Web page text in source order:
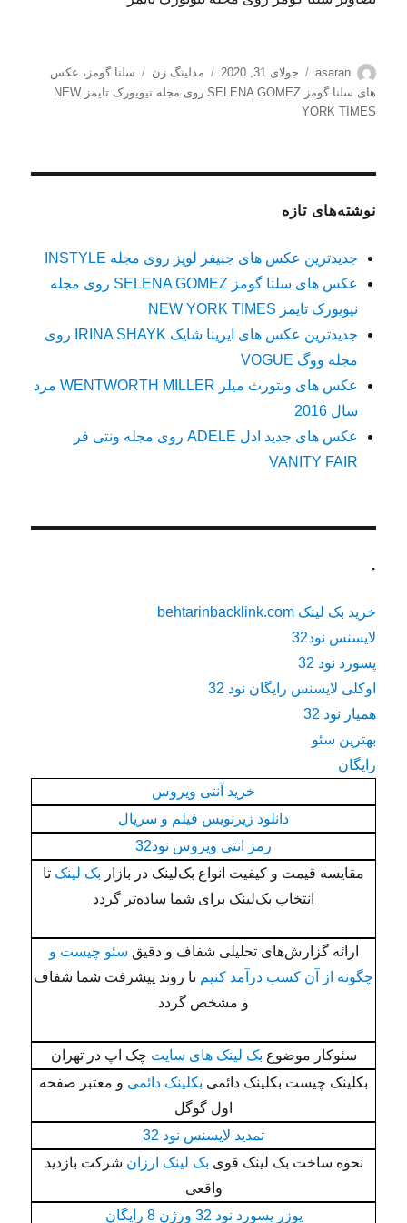
نویسنده
asaran
ارسال
شده
جولای 31, 2020 دسته‌ها
مدلینگ زن برچسب‌ها
سلنا گومز ، عکس
های سلنا گومز SELENA GOMEZ روی مجله نیویورک تایمز NEW
YORK TIMES
نوشته‌های تازه
جدیدترین عکس های جنیفر لوپز روی مجله INSTYLE
عکس های سلنا گومز SELENA GOMEZ روی مجله
نیویورک تایمز NEW YORK TIMES
جدیدترین عکس های ایرینا شایک IRINA SHAYK روی
مجله ووگ VOGUE
عکس های ونتورث میلر WENTWORTH MILLER مرد
سال 2016
عکس های جدید ادل ADELE روی مجله ونتی فر
VANITY FAIR
.
خرید بک لینک behtarinbacklink.com
لایسنس نود32
پسورد نود 32
اوکلی لایسنس رایگان نود 32
همیار نود 32
بهترین سئو
رایگان
خرید آنتی ویروس
دانلود زیرنویس فیلم و سریال
رمز انتی ویروس نود32
مقایسه قیمت و کیفیت انواع بک‌لینک در بازار بک لینک تا
انتخاب بک‌لینک برای شما ساده‌تر گردد
ارائه گزارش‌های تحلیلی شفاف و دقیق سئو چیست و
چگونه از آن کسب درآمد کنیم تا روند پیشرفت شما شفاف
و مشخص گردد
سئوکار موضوع بک لینک های سایت چک اپ در تهران
بکلینک چیست بکلینک دائمی بکلینک دائمی و معتبر صفحه
اول گوگل
تمدید لایسنس نود 32
نحوه ساخت بک لینک قوی بک لینک ارزان شرکت بازدید
واقعی
یوزر پسورد نود 32 ورژن 8 رایگان